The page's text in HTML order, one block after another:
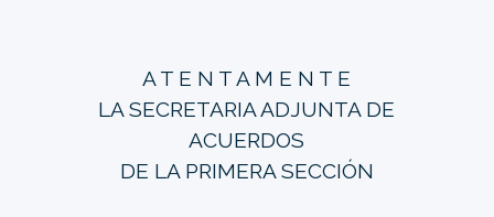
A T E N T A M E N T E
LA SECRETARIA ADJUNTA DE
ACUERDOS
DE LA PRIMERA SECCIÓN